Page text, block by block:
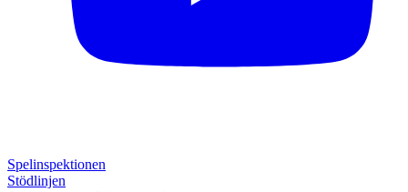
Spelinspektionen
Stödlinjen